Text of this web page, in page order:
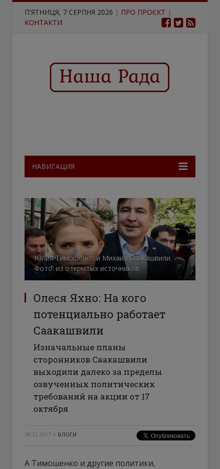
П'ЯТНИЦЯ, 7 СЕРПНЯ 2026 | ПРО ПРОЄКТ |
КОНТАКТИ
НАВИГАЦИЯ
Юлия Тимошенко и Михаил Саакашвили.
Фото: из открытых источников
Олеся Яхно: На кого
потенциально работает
Саакашвили
Изначальные планы
сторонников Саакашвили
выходили далеко за пределы
озвученных политических
требований на акции от 17
октября
18.12.2017 // БЛОГИ
А Тимошенко и другие политики,